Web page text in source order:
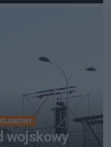
lądował
wojskowy